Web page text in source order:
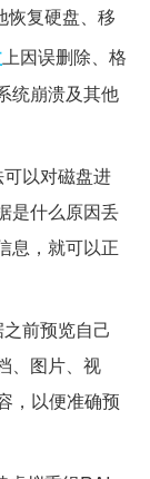
恢复硬盘、移
上因误删除、格
统崩溃及其他
以对磁盘进
是什么原因丢
息，就可以正
前预览自己
、图片、视
，以便准确预